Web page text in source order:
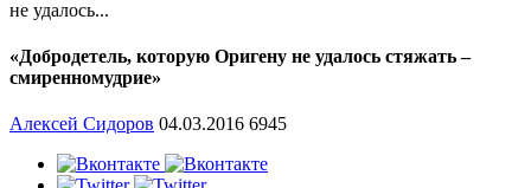
не удалось...
«Добродетель, которую Оригену не удалось стяжать –
смиренномудрие»
Алексей Сидоров 04.03.2016 6945